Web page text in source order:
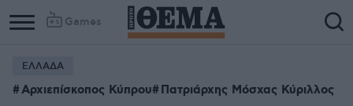
Games
ΕΛΛΑΔΑ
Αρχιεπίσκοπος Κύπρου Πατριάρχης Μόσχας Κύριλλος